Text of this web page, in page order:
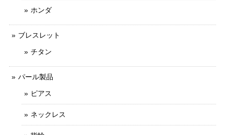
ホンダ
ブレスレット
チタン
パール製品
ピアス
ネックレス